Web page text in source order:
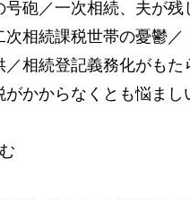
砲／一次相続、夫が残
相続課税世帯の憂鬱／
相続登記義務化がもた
かからなくとも悩まし